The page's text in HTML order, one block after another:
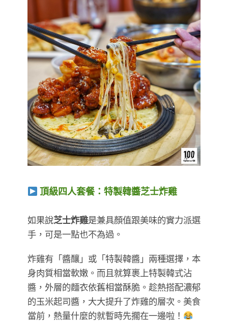
頂級四人套餐：特製韓醬芝士炸雞
​​​​​​​如果說芝士炸雞是兼具顏值跟美味的實力派選
手，可是一點也不為過。
炸雞有「醬釀」或「特製韓醬」兩種選擇，本
身肉質相當軟嫩。而且就算裹上特製韓式沾
醬，外層的麵衣依舊相當酥脆。趁熱搭配濃郁
的玉米起司醬，大大提升了炸雞的層次。美食
當前，熱量什麼的就暫時先擱在一邊啦！